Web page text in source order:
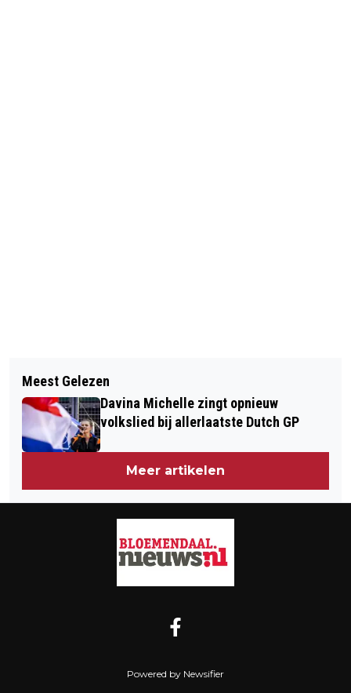
BANG VOOR SPINNEN? MAAK JE
BORST MAAR NAT, WANT… DE VALSE
WOLFSPIN RUKT OP!
GROOT POP-UP REPAIR CAFÉ IN
PROVINCIEHUIS NOORD-HOLLAND
Meest Gelezen
Davina Michelle zingt opnieuw
volkslied bij allerlaatste Dutch GP
Meer artikelen
Powered by Newsifier